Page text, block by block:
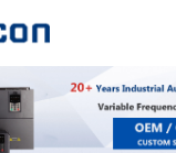
¿Qué Buscas?